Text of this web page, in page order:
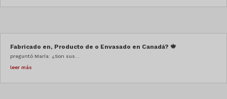
Fabricado en, Producto de o Envasado en Canadá? 🍁
preguntó María: ¿Son sus...
leer más